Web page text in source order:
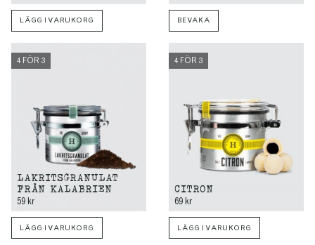
LÄGG I VARUKORG BEVAKA
4 FÖR 3
LAKRITSGRANULAT
FRÅN KALABRIEN
59 kr
LÄGG I VARUKORG
4 FÖR 3
CITRON
69 kr
LÄGG I VARUKORG